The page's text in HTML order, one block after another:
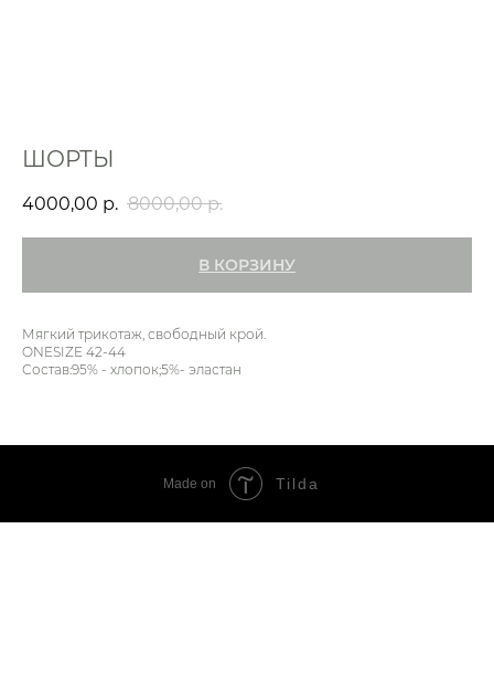
ШОРТЫ
4000,00 р. 8000,00 р.
В КОРЗИНУ
Мягкий трикотаж, свободный крой.
ONESIZE 42-44
Состав:95% - хлопок;5%- эластан
Made on Tilda